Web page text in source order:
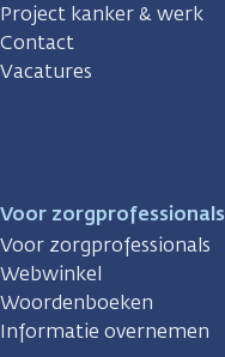
Project kanker & werk
Contact
Vacatures
Voor zorgprofessionals
Voor zorgprofessionals
Webwinkel
Woordenboeken
Informatie overnemen